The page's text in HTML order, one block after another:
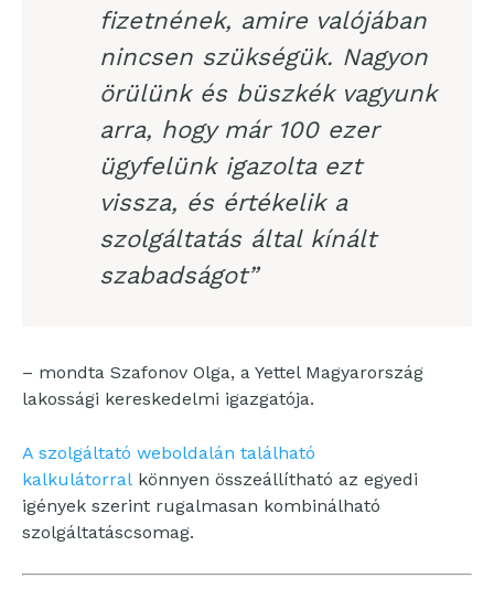
fizetnének, amire valójában
nincsen szükségük. Nagyon
örülünk és büszkék vagyunk
arra, hogy már 100 ezer
ügyfelünk igazolta ezt
vissza, és értékelik a
szolgáltatás által kínált
szabadságot”
– mondta Szafonov Olga, a Yettel Magyarország
lakossági kereskedelmi igazgatója.
A szolgáltató weboldalán található
kalkulátorral könnyen összeállítható az egyedi
igények szerint rugalmasan kombinálható
szolgáltatáscsomag.